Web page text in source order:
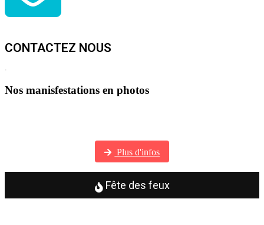
CONTACTEZ NOUS
Nos manisfestations en photos
Plus d'infos
Fête des feux